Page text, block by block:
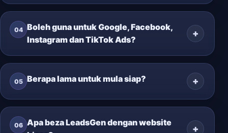
04 Boleh guna untuk Google, Facebook,
Instagram dan TikTok Ads?
05 Berapa lama untuk mula siap?
06 Apa beza LeadsGen dengan website